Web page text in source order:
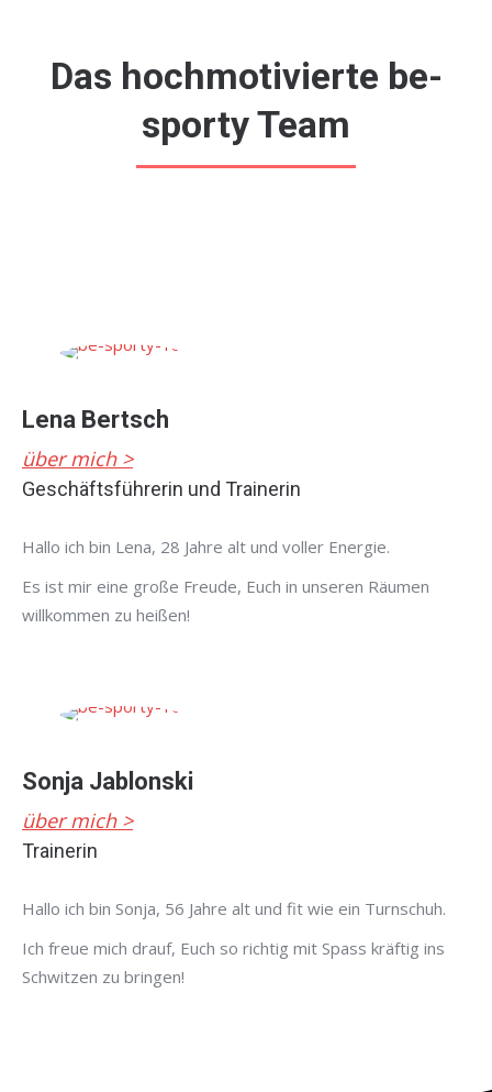
Das hochmotivierte be-
sporty Team
Lena Bertsch
über mich >
Geschäftsführerin und Trainerin
Hallo ich bin Lena, 28 Jahre alt und voller Energie.
Es ist mir eine große Freude, Euch in unseren Räumen
willkommen zu heißen!
Sonja Jablonski
über mich >
Trainerin
Hallo ich bin Sonja, 56 Jahre alt und fit wie ein Turnschuh.
Ich freue mich drauf, Euch so richtig mit Spass kräftig ins
Schwitzen zu bringen!